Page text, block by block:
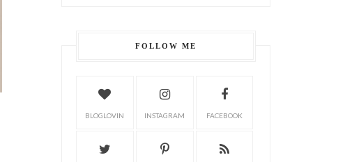
FOLLOW ME
BLOGLOVIN INSTAGRAM FACEBOOK